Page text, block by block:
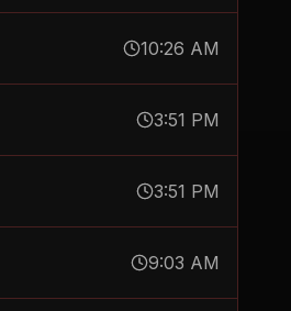
10:26 AM
3:51 PM
3:51 PM
9:03 AM